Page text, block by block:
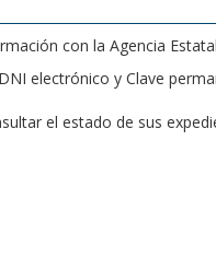
con la Agencia
electrónico y Clave
el estado de sus